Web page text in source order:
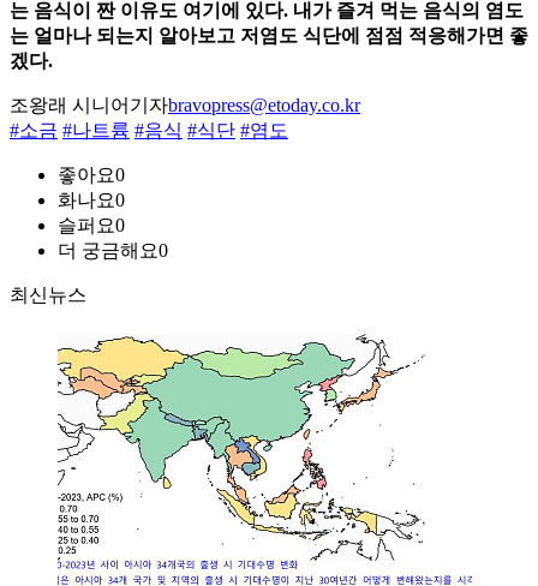
는 음식이 짠 이유도 여기에 있다. 내가 즐겨 먹는 음식의 염도
는 얼마나 되는지 알아보고 저염도 식단에 점점 적응해가면 좋
겠다.
조왕래 시니어기자bravopress@etoday.co.kr
#소금 #나트륨 #음식 #식단 #염도
좋아요0
화나요0
슬퍼요0
더 궁금해요0
최신뉴스